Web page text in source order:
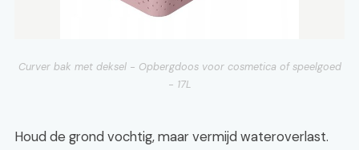
Curver bak met deksel - Opbergdoos voor cosmetica of speelgoed
- 17L
Houd de grond vochtig, maar vermijd wateroverlast.